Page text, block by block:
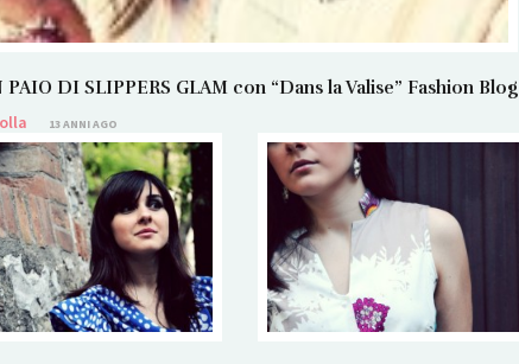
DI SLIPPERS GLAM con “Dans la Valise” Fashion Blog
13 ANNI AGO